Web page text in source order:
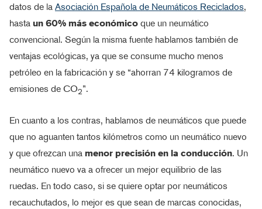
datos de la Asociación Española de Neumáticos Reciclados,
hasta un 60% más económico que un neumático
convencional. Según la misma fuente hablamos también de
ventajas ecológicas, ya que se consume mucho menos
petróleo en la fabricación y se “ahorran 74 kilogramos de
emisiones de CO2”.
En cuanto a los contras, hablamos de neumáticos que puede
que no aguanten tantos kilómetros como un neumático nuevo
y que ofrezcan una menor precisión en la conducción. Un
neumático nuevo va a ofrecer un mejor equilibrio de las
ruedas. En todo caso, si se quiere optar por neumáticos
recauchutados, lo mejor es que sean de marcas conocidas,